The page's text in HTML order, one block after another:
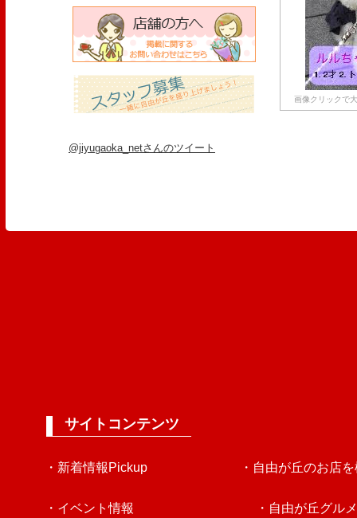
画像クリックで
@jiyugaoka_netさんのツイート
サイトコンテンツ
・新着情報Pickup
・イベント情報
・自由が丘のお店
・自由が丘グルメ